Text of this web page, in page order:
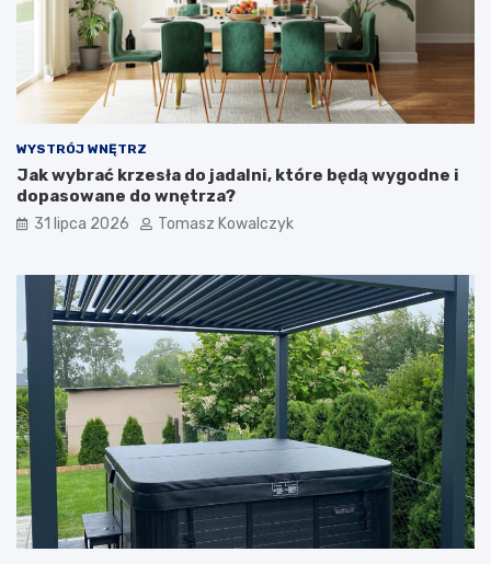
WYSTRÓJ WNĘTRZ
Jak wybrać krzesła do jadalni, które będą wygodne i
dopasowane do wnętrza?
31 lipca 2026 Tomasz Kowalczyk